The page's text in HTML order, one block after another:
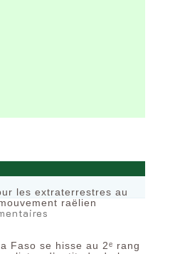
les extraterrestres au
raëlien
Faso se hisse au 2ᵉ rang